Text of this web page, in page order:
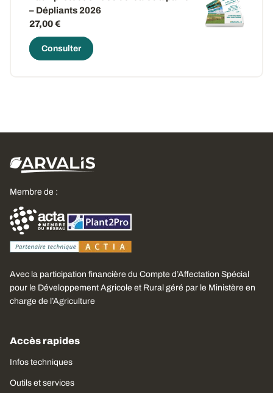
– Dépliants 2026
27,00 €
Consulter
Membre de :
Avec la participation financière du Compte d’Affectation Spécial
pour le Développement Agricole et Rural géré par le Ministère en
charge de l’Agriculture
Accès rapides
Infos techniques
Outils et services